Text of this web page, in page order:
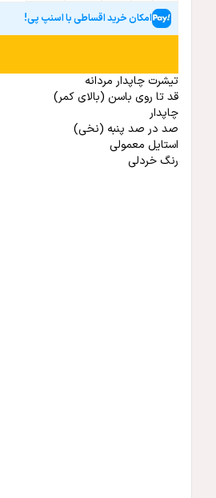
امکان خرید اقساطی با اسنپ پی!
تیشرت چاپدار مردانه
قد تا روی باسن (بالای کمر)
چاپدار
صد در صد پنبه (نخی)
استایل معمولی
رنگ خردلی